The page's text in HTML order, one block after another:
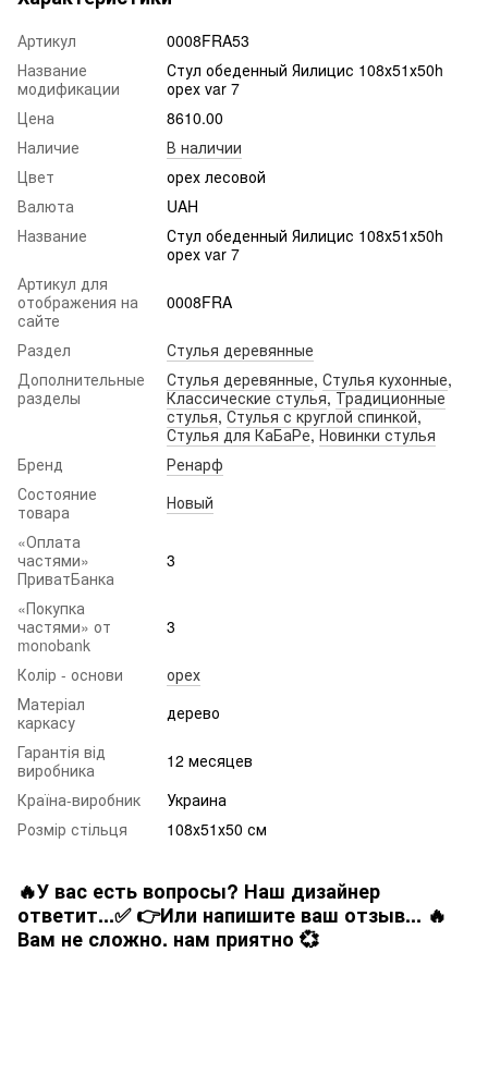
Артикул
0008FRA53
Название
модификации
Стул обеденный Яилицис 108х51х50h
орех var 7
Цена
8610.00
Наличие
В наличии
Цвет
орех лесовой
Валюта
UAH
Название
Стул обеденный Яилицис 108х51х50h
орех var 7
Артикул для
отображения на
сайте
0008FRA
Раздел
Стулья деревянные
Дополнительные
разделы
Стулья деревянные, Стулья кухонные,
Классические стулья,Традиционные
стулья,Стулья с круглой спинкой,
Стулья для КаБаРе,Новинки стулья
Бренд
Ренарф
Состояние
товара
Новый
«Оплата
частями»
ПриватБанка
3
«Покупка
частями» от
monobank
3
Колір - основи
орех
Матеріал
каркасу
дерево
Гарантія від
виробника
12 месяцев
Країна-виробник
Украина
Розмір стільця
108х51х50 см
🔥У вас есть вопросы? Наш дизайнер
ответит...✅ 👉Или напишите ваш отзыв... 🔥
Вам не сложно. нам приятно 💞